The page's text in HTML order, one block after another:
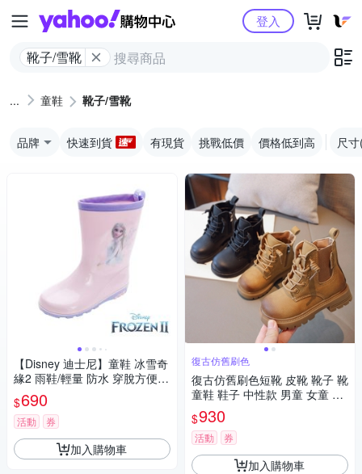
Yahoo購物中心
靴子/雪靴
登入
童鞋 靴子/雪靴
品牌 快速到貨 有現貨 挑戰低價 價格低到高 尺
【Disney 迪士尼】童鞋 冰雪奇
緣2 雨鞋/輕量 防水 穿脫方便
粉紫(FNKL51477)
$690
活動 券
加入購物車
復古仿舊刷色
復古仿舊刷色短靴 皮靴 靴子 靴
童鞋 鞋子 中性款 男童 女童 兒
童 童裝 橘魔法 現貨【BB893
8】
$930
活動 券
加入購物車